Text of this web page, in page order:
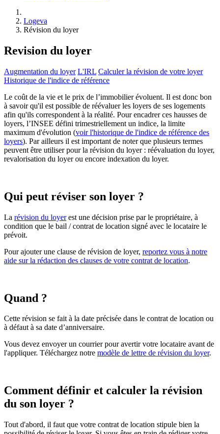
Logeva
Révision du loyer
Revision du loyer
Augmentation du loyer L'IRL Calculer la révision de votre loyer
Historique de l'indice de référence
Le coût de la vie et le prix de l’immobilier évoluent. Il est donc bon
à savoir qu'il est possible de réévaluer les loyers de ses logements
afin qu'ils correspondent à la réalité. Pour encadrer ces hausses de
loyers, l’INSEE défini trimestriellement un indice, la limite
maximum d'évolution (voir l'historique de l'indice de référence des
loyers). Par ailleurs il est important de noter que plusieurs termes
peuvent être utiliser pour la révision du loyer : réévaluation du loyer,
revalorisation du loyer ou encore indexation du loyer.
Qui peut réviser son loyer ?
La révision du loyerest une décision prise par le propriétaire, à
condition que le bail / contrat de location signé avec le locataire le
prévoit.
Pour ajouter une clause de révision de loyer, reportez vous à notre
aide sur la rédaction des clauses de votre contrat de location.
Quand ?
Cette révision se fait à la date précisée dans le contrat de location ou
à défaut à sa date d’anniversaire.
Vous devez envoyer un courrier pour avertir votre locataire avant de
l'appliquer. Téléchargez notre modèle de lettre de révision du loyer.
Comment définir et calculer la révision
du son loyer ?
Tout d'abord, il faut que votre contrat de location stipule bien la